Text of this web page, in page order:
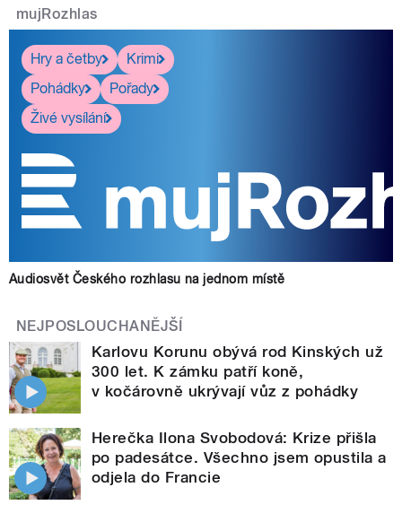
mujRozhlas
Hry a četby
Krimi
Pohádky
Pořady
Živé vysílání
Audiosvět Českého rozhlasu na jednom místě
NEJPOSLOUCHANĚJŠÍ
Karlovu Korunu obývá rod Kinských už
300 let. K zámku patří koně,
v kočárovně ukrývají vůz z pohádky
Herečka Ilona Svobodová: Krize přišla
po padesátce. Všechno jsem opustila a
odjela do Francie